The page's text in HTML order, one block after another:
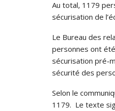
Au total, 1179
sécurisation de
Le Bureau des
personnes ont
sécurisation pré-
sécurité des
Selon le
1179. Le texte